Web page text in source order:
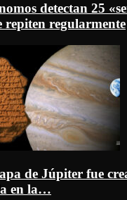
detectan 25
repiten regularmente
de Júpiter fue
en la…